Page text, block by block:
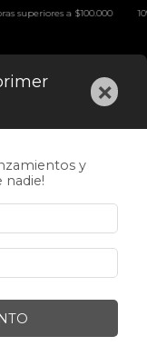
a $100.000 10%OFF
×
y